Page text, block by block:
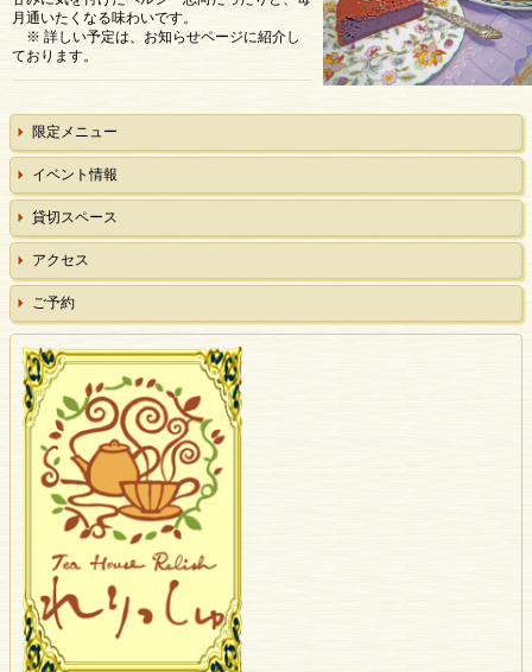
月通いたくなる味わいです。
※ 詳しい予定は、お知らせページに紹介し
ております。
限定メニュー
イベント情報
貸切スペース
アクセス
ご予約